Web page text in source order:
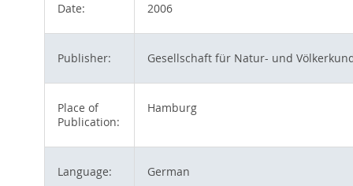
Date: 2006
Publisher: Gesellschaft für Natur- und
Place of
Publication:
Hamburg
Language: German